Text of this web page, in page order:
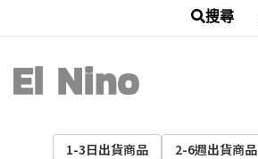
搜尋
1-3日出貨商品 2-6週出貨商品